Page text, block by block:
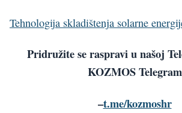
Tehnologija skladištenja solarne
Pridružite se raspravi u našoj
KOZMOS Telegram
–t.me/kozmoshr